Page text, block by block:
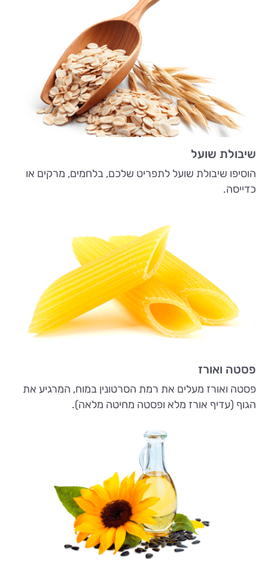
שיבולת שועל
הוסיפו שיבולת שועל לתפריט שלכם, בלחמים, מרקים או
כדייסה.
פסטה ואורז
פסטה ואורז מעלים את רמת הסרטונין במוח, המרגיע את
הגוף (עדיף אורז מלא ופסטה מחיטה מלאה).